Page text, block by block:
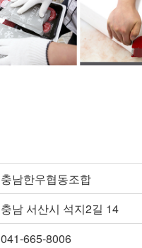
충남한우협동조합
충남 서산시 석지2길 14
041-665-8006